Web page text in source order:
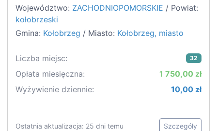
Województwo: ZACHODNIOPOMORSKIE / Powiat:
kołobrzeski
Gmina: Kołobrzeg / Miasto: Kołobrzeg, miasto
Liczba miejsc: 32
Opłata miesięczna:
1 750,00 zł
Wyżywienie dziennie:
10,00 zł
Ostatnia aktualizacja: 25 dni temu Szczegóły